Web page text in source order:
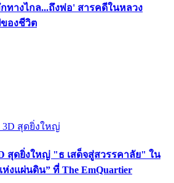
ทางไกล...ถึงพ่อ' สารคดีในหลวง
องชีวิต
สุดยิ่งใหญ่ "ธ เสด็จสู่สวรรคาลัย" ใน
งแผ่นดิน” ที่ The EmQuartier